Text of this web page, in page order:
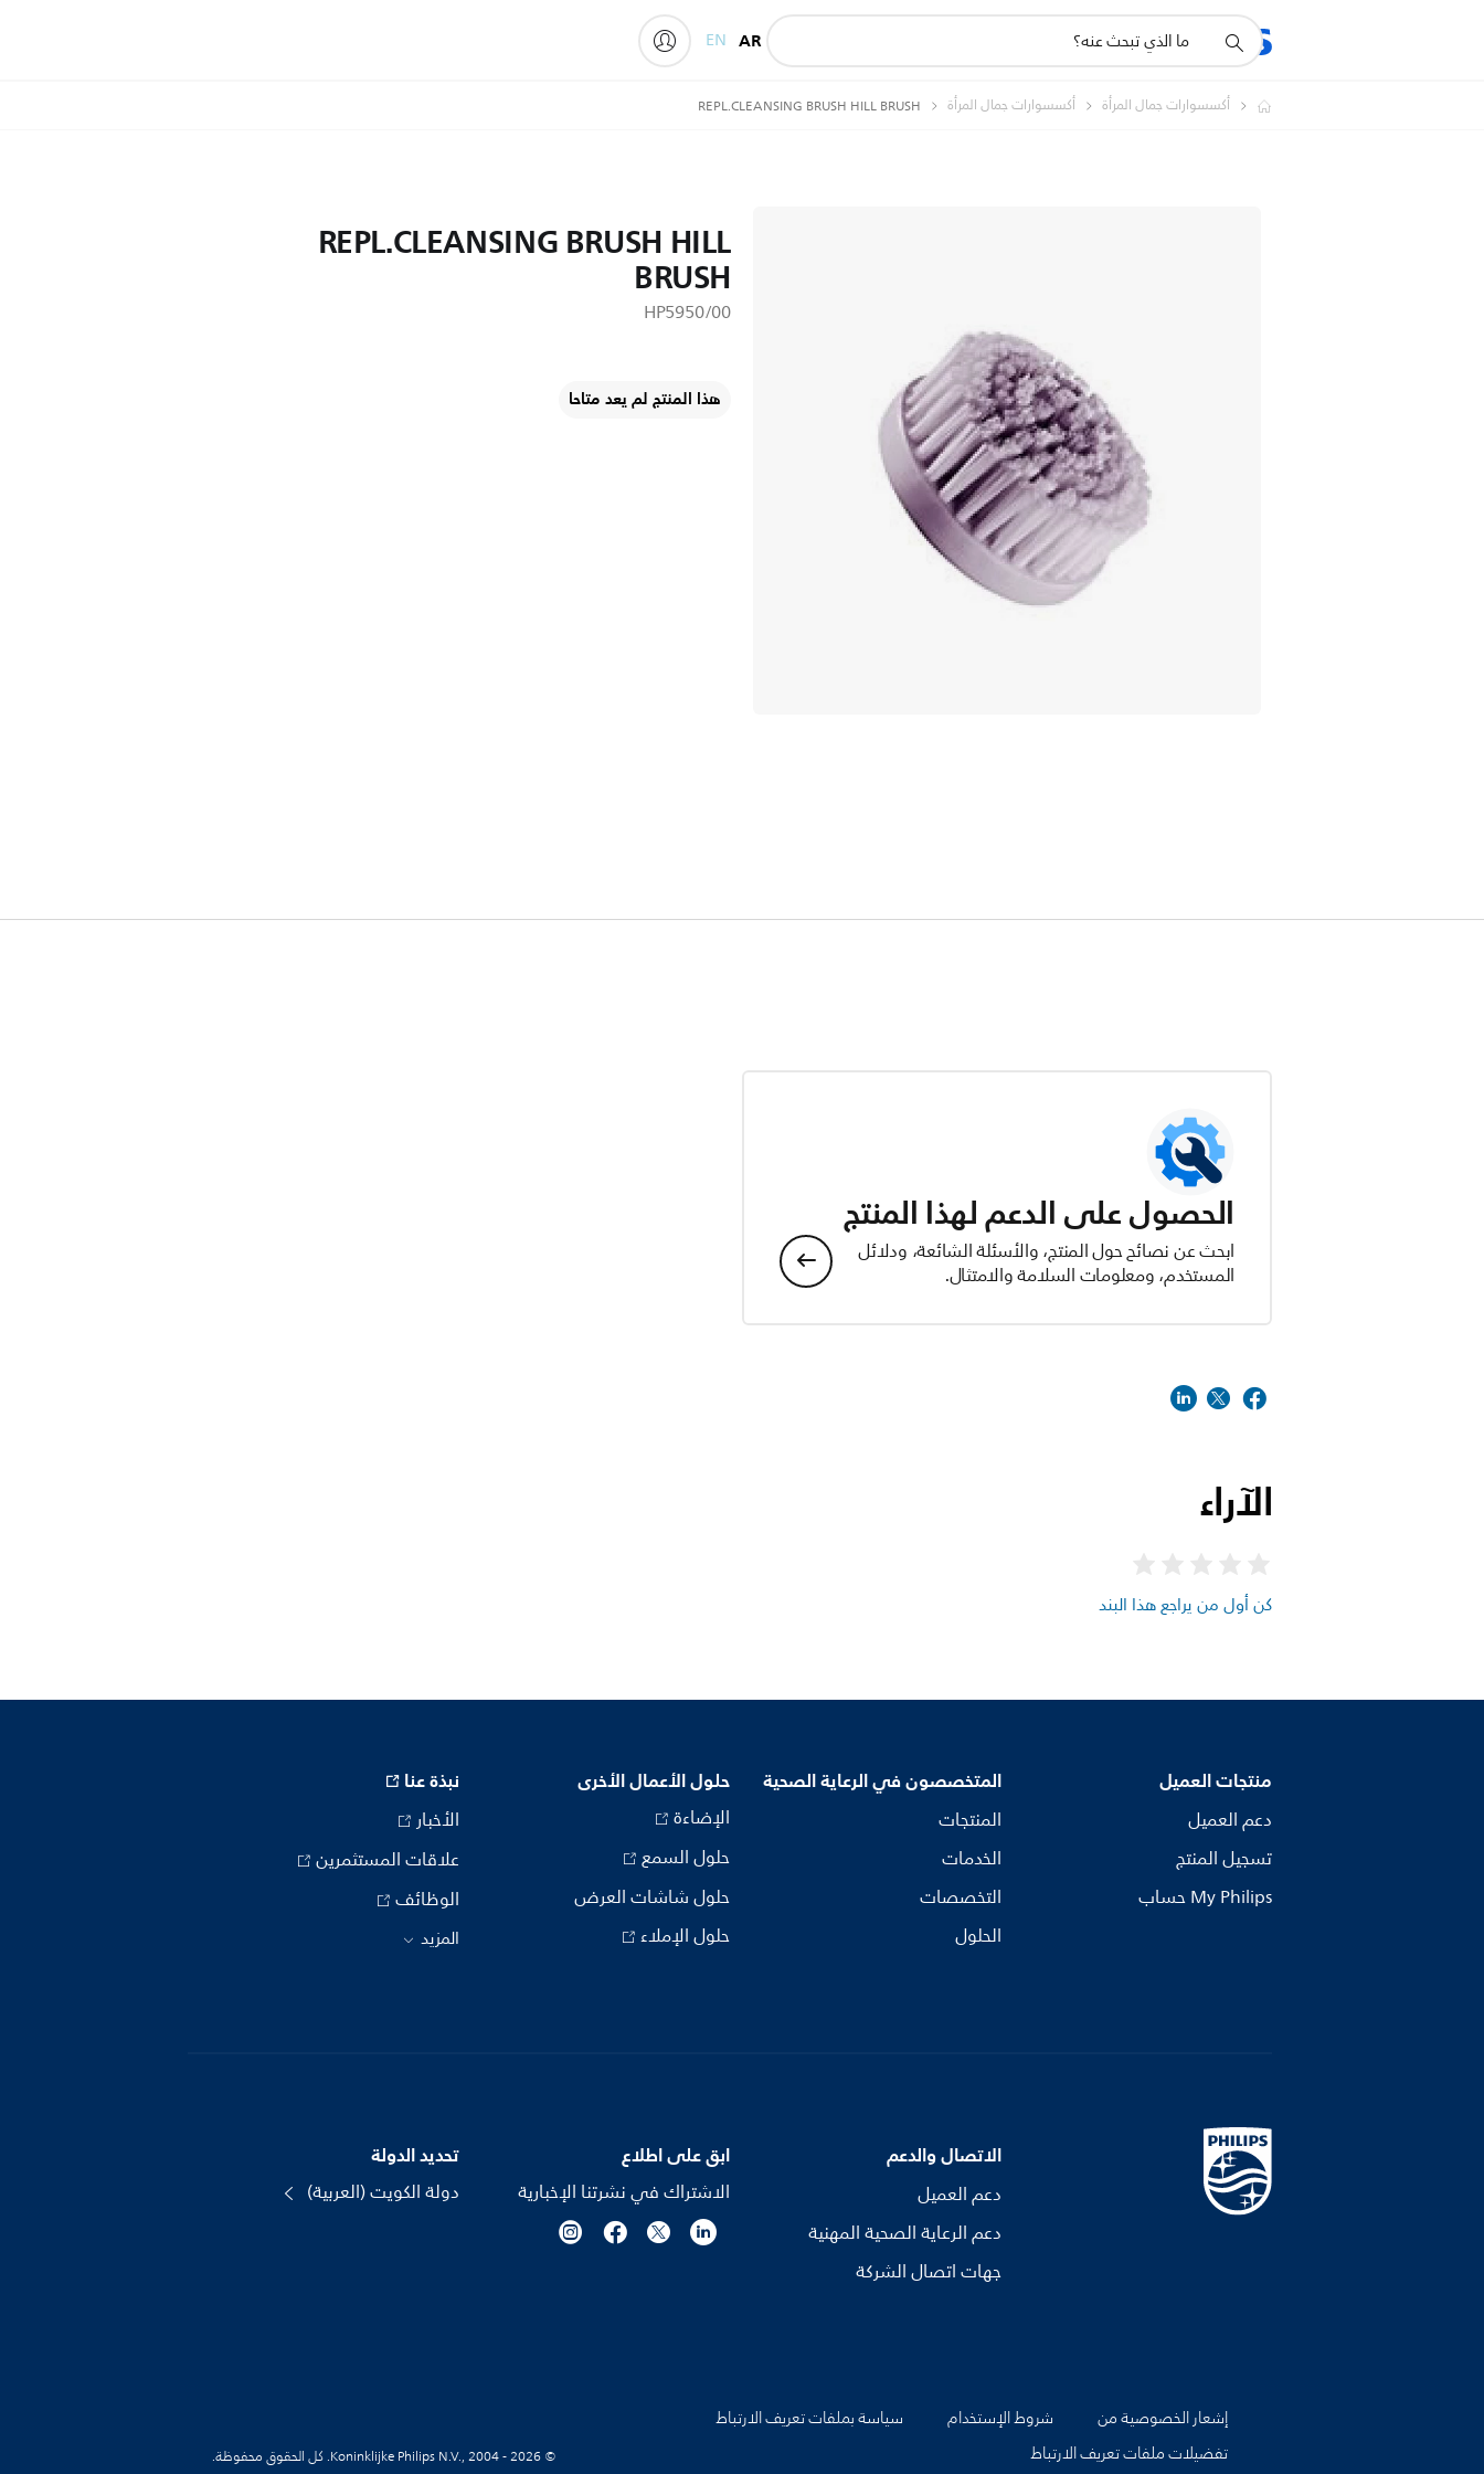
المنتجات
أيقونة
دعم
AR
EN
أكسسوارات جمال المرأة أكسسوارات جمال المرأة REPL.CLEANSING BRUSH HILL BRUSH
REPL.CLEANSING BRUSH HILL
BRUSH
HP5950/00
هذا المنتج لم يعد متاحا
الحصول على الدعم لهذا المنتج
ابحث عن نصائح حول المنتج، والأسئلة الشائعة، ودلائل
المستخدم، ومعلومات السلامة والامتثال.
الآراء
كن أول من يراجع هذا البند
منتجات العميل
دعم العميل
تسجيل المنتج
My Philips حساب
المتخصصون في الرعاية الصحية
المنتجات
الخدمات
التخصصات
الحلول
حلول الأعمال الأخرى
الإضاءة
حلول السمع
حلول شاشات العرض
حلول الإملاء
نبذة عنا
الأخبار
علاقات المستثمرين
الوظائف
المزيد
الاتصال والدعم
دعم العميل
دعم الرعاية الصحية المهنية
جهات اتصال الشركة
ابق على اطلاع
الاشتراك في نشرتنا الإخبارية
تحديد الدولة
دولة الكويت (العربية)
إشعار الخصوصية من شروط الإستخدام
سياسة بملفات تعريف الارتباط
تفضيلات ملفات تعريف الارتباط
© Koninklijke Philips N.V., 2004 - 2026. كل الحقوق محفوظة.